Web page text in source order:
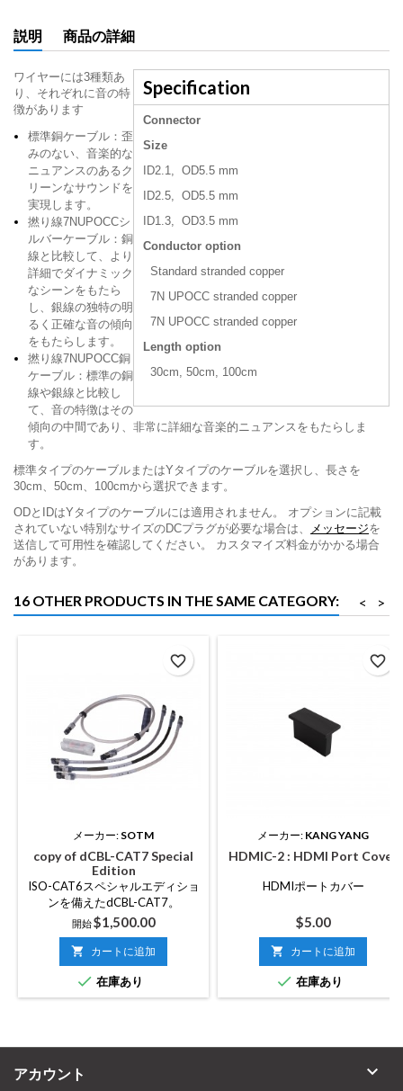
説明 商品の詳細
Specification
Connector
Size
ID2.1, OD5.5 mm
ID2.5, OD5.5 mm
ID1.3, OD3.5 mm
Conductor option
Standard stranded copper
7N UPOCC stranded copper
7N UPOCC stranded copper
Length option
30cm, 50cm, 100cm
ワイヤーには3種類あ
り、それぞれに音の特
徴があります
標準銅ケーブル：歪
みのない、音楽的な
ニュアンスのあるク
リーンなサウンドを
実現します。
撚り線7NUPOCCシ
ルバーケーブル：銅
線と比較して、より
詳細でダイナミック
なシーンをもたら
し、銀線の独特の明
るく正確な音の傾向
をもたらします。
撚り線7NUPOCC銅
ケーブル：標準の銅
線や銀線と比較し
て、音の特徴はその
傾向の中間であり、非常に詳細な音楽的ニュアンスをもたらしま
す。
標準タイプのケーブルまたはYタイプのケーブルを選択し、長さを
30cm、50cm、100cmから選択できます。
ODとIDはYタイプのケーブルには適用されません。 オプションに記載
されていない特別なサイズのDCプラグが必要な場合は、
メッセージを
送信して可用性を確認してください。 カスタマイズ料金がかかる場合
があります。
16 OTHER PRODUCTS IN THE SAME CATEGORY: >
<
メーカー: SOTM
copy of dCBL-CAT7 Special
Edition
ISO-CAT6スペシャルエディショ
ンを備えたdCBL-CAT7。
開始価
格
$1,500.00
 カートに追加
 在庫あり
favorite_border
メーカー: KANG YANG
HDMIC-2 : HDMI Port Cover
HDMIポートカバー
価
格
$5.00
 カートに追加
 在庫あり
favorite_border
アカウント 